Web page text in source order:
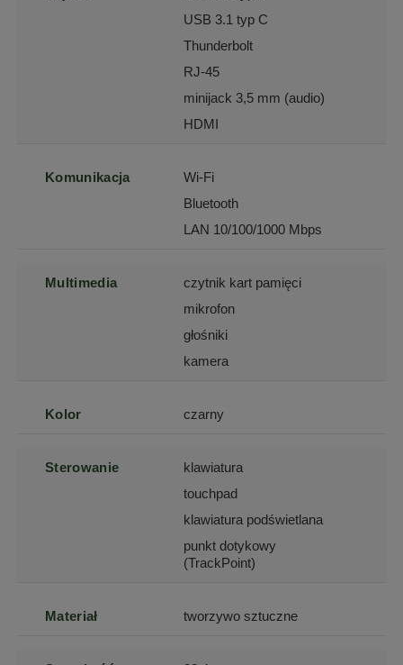
USB 3.1 typ C
Thunderbolt
RJ-45
minijack 3,5 mm (audio)
HDMI
Komunikacja
Wi-Fi
Bluetooth
LAN 10/100/1000 Mbps
Multimedia
czytnik kart pamięci
mikrofon
głośniki
kamera
Kolor czarny
Sterowanie
klawiatura
touchpad
klawiatura podświetlana
punkt dotykowy
(TrackPoint)
Materiał tworzywo sztuczne